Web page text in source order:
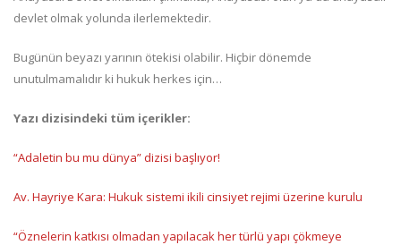
devlet olmak yolunda ilerlemektedir.
Bugünün beyazı yarının ötekisi olabilir. Hiçbir dönemde
unutulmamalıdır ki hukuk herkes için…
Yazı dizisindeki tüm içerikler:
“Adaletin bu mu dünya” dizisi başlıyor!
Av. Hayriye Kara: Hukuk sistemi ikili cinsiyet rejimi üzerine kurulu
“Öznelerin katkısı olmadan yapılacak her türlü yapı çökmeye